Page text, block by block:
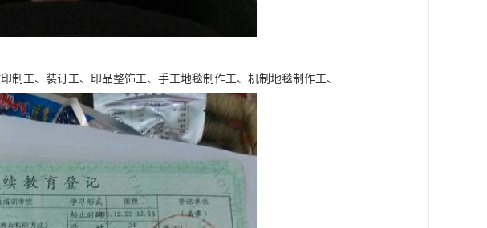
制工、装订工、印品整饰工、手工地毯制作工、机制地毯制作工、